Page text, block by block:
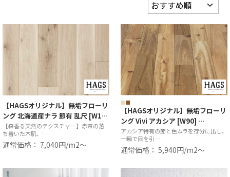
【HAGSオリジナル】無垢フローリ
ング 北海道産ナラ 節有 乱尺 [W1…
【森香る天然のテクスチャー】赤茶の落
ち着いた木肌、…
通常価格： 7,040円/m2〜
【HAGSオリジナル】無垢フローリ
ング Vivi アカシア [W90] …
アカシア特有の節と色ムラを存分に出し、
一瞬で目を引…
通常価格： 5,940円/m2〜